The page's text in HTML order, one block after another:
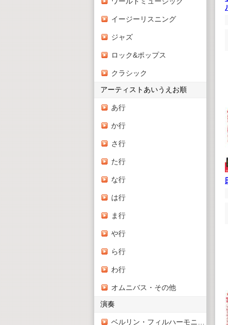
イージーリスニング
ジャズ
ロック&ポップス
クラシック
アーティストあいうえお順
あ行
か行
さ行
た行
な行
は行
ま行
や行
ら行
わ行
オムニバス・その他
演奏